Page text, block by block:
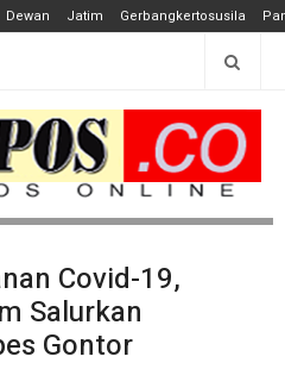
Dewan Jatim Gerbangkertosusila
Covid-19,
Salurkan
Gontor